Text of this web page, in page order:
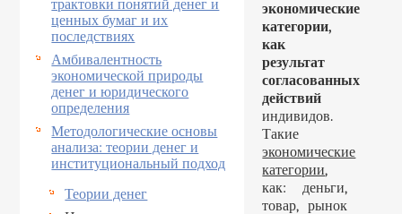
трактовки понятий денег и
ценных бумаг и их
последствиях
Амбивалентность
экономической природы
денег и юридического
определения
Методологические основы
анализа: теории денег и
институциональный подход
Теории денег
экономические
категории,
как
результат
согласованных
действий
индивидов.
Такие
экономические
категории,
как: деньги,
товар, рынок